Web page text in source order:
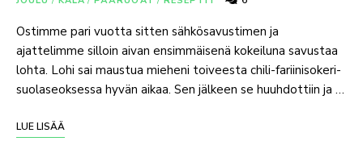
Ostimme pari vuotta sitten sähkösavustimen ja
ajattelimme silloin aivan ensimmäisenä kokeiluna savustaa
lohta. Lohi sai maustua mieheni toiveesta chili-fariinisokeri-
suolaseoksessa hyvän aikaa. Sen jälkeen se huuhdottiin ja …
LUE LISÄÄ